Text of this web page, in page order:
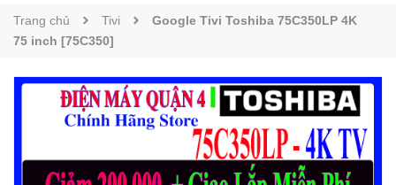
Trang chủ Tivi
Google Tivi Toshiba 75C350LP 4K
75 inch [75C350]